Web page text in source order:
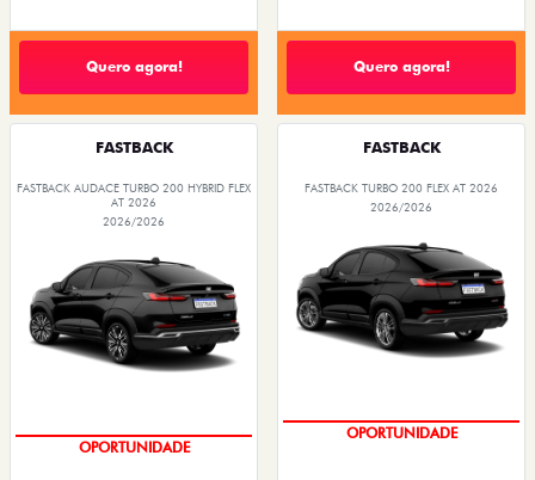
Quero agora! Quero agora!
FASTBACK
FASTBACK AUDACE TURBO 200 HYBRID FLEX
AT 2026
2026/2026
OPORTUNIDADE
FASTBACK
FASTBACK TURBO 200 FLEX AT 2026
2026/2026
OPORTUNIDADE